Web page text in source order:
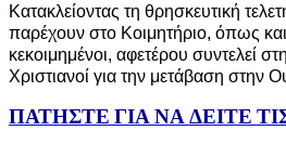
Κατακλείοντας τη θρησκευτική
παρέχουν στο Κοιμητήριο, όπως και
κεκοιμημένοι, αφετέρου συντελεί
Χριστιανοί για την μετάβαση στην
ΠΑΤΗΣΤΕ ΓΙΑ ΝΑ ΔΕΙΤΕ